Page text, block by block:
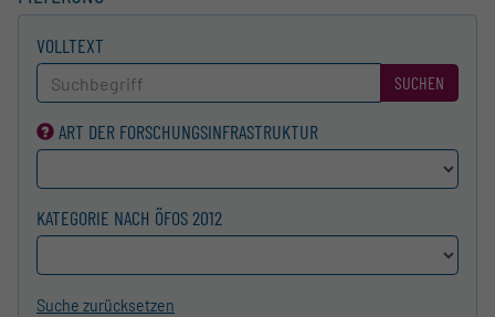
VOLLTEXT
SUCHEN
ART DER FORSCHUNGS­INFRASTRUKTUR
KATEGORIE NACH ÖFOS 2012
Suche zurücksetzen